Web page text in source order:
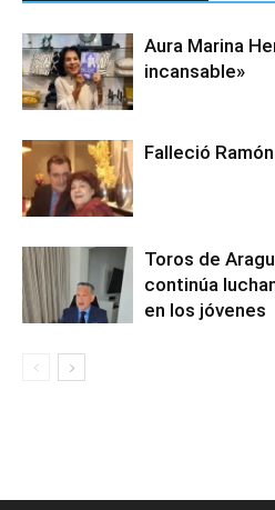
Aura Marina
incansable»
Falleció
Toros de
continúa
en los jóvenes